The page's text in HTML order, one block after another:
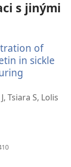
s jinými
of
in sickle
Tsiara S, Lolis